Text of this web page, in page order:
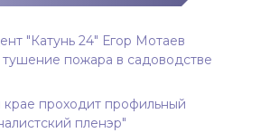
"Катунь 24" Егор Мотаев
тушение пожара в садоводстве
крае проходит профильный
пленэр"